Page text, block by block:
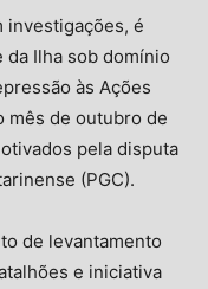
investigações, é
Ilha sob domínio
às Ações
mês de outubro de
pela disputa
(PGC).
de levantamento
e iniciativa